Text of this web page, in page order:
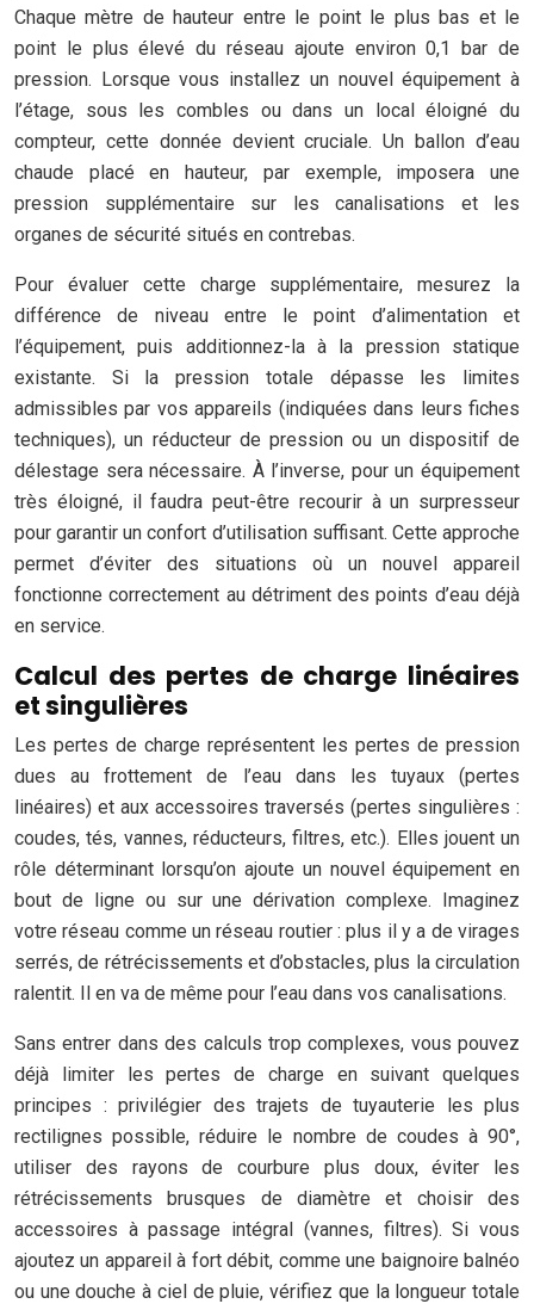
Chaque mètre de hauteur entre le point le plus bas et le
point le plus élevé du réseau ajoute environ 0,1 bar de
pression. Lorsque vous installez un nouvel équipement à
l’étage, sous les combles ou dans un local éloigné du
compteur, cette donnée devient cruciale. Un ballon d’eau
chaude placé en hauteur, par exemple, imposera une
pression supplémentaire sur les canalisations et les
organes de sécurité situés en contrebas.
Pour évaluer cette charge supplémentaire, mesurez la
différence de niveau entre le point d’alimentation et
l’équipement, puis additionnez-la à la pression statique
existante. Si la pression totale dépasse les limites
admissibles par vos appareils (indiquées dans leurs fiches
techniques), un réducteur de pression ou un dispositif de
délestage sera nécessaire. À l’inverse, pour un équipement
très éloigné, il faudra peut-être recourir à un surpresseur
pour garantir un confort d’utilisation suffisant. Cette approche
permet d’éviter des situations où un nouvel appareil
fonctionne correctement au détriment des points d’eau déjà
en service.
Calcul des pertes de charge linéaires
et singulières
Les pertes de charge représentent les pertes de pression
dues au frottement de l’eau dans les tuyaux (pertes
linéaires) et aux accessoires traversés (pertes singulières :
coudes, tés, vannes, réducteurs, filtres, etc.). Elles jouent un
rôle déterminant lorsqu’on ajoute un nouvel équipement en
bout de ligne ou sur une dérivation complexe. Imaginez
votre réseau comme un réseau routier : plus il y a de virages
serrés, de rétrécissements et d’obstacles, plus la circulation
ralentit. Il en va de même pour l’eau dans vos canalisations.
Sans entrer dans des calculs trop complexes, vous pouvez
déjà limiter les pertes de charge en suivant quelques
principes : privilégier des trajets de tuyauterie les plus
rectilignes possible, réduire le nombre de coudes à 90°,
utiliser des rayons de courbure plus doux, éviter les
rétrécissements brusques de diamètre et choisir des
accessoires à passage intégral (vannes, filtres). Si vous
ajoutez un appareil à fort débit, comme une baignoire balnéo
ou une douche à ciel de pluie, vérifiez que la longueur totale